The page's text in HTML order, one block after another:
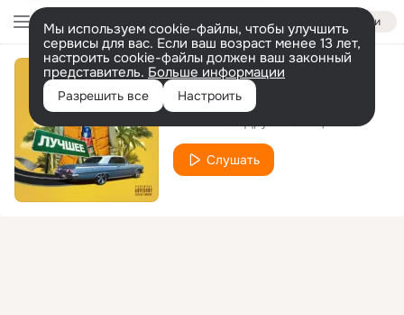
Войти
Мы используем cookie-файлы, чтобы улучшить
сервисы для вас. Если ваш возраст менее 13 лет,
настроить cookie-файлы должен ваш законный
представитель. Больше информации
Разрешить все Настроить
Женщина
Слушать